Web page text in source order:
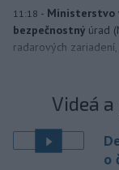
11:18 - Ministerstvo
bezpečnostný úrad
radarových
Videá a
o